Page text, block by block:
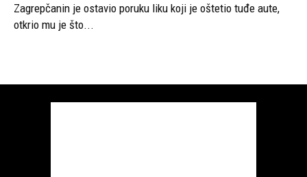
Zagrepčanin je ostavio poruku liku koji je oštetio tuđe aute,
otkrio mu je što...